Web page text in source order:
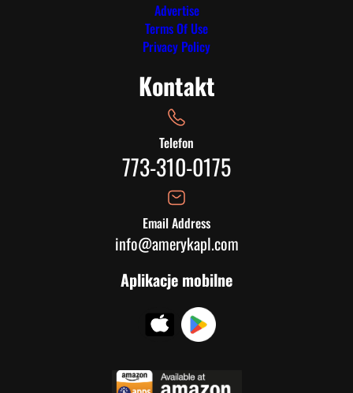
Advertise
Terms Of Use
Privacy Policy
Kontakt
Telefon
773-310-0175
Email Address
info@amerykapl.com
Aplikacje mobilne